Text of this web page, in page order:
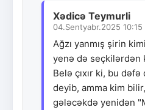
Xədicə Teymurli
04.Sentyabr.2025 10:15
Ağzı yanmış şirin
yenə də seçkilərdən
Belə çıxır ki, bu
deyib, amma kim
gələcəkdə yenidən